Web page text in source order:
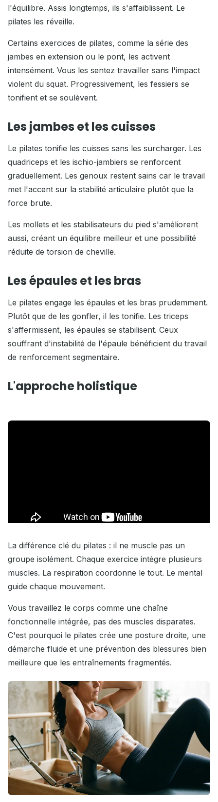
l'équilibre. Assis longtemps, ils s'affaiblissent. Le
pilates les réveille.
Certains exercices de pilates, comme la série des
jambes en extension ou le pont, les activent
intensément. Vous les sentez travailler sans l'impact
violent du squat. Progressivement, les fessiers se
tonifient et se soulèvent.
Les jambes et les cuisses
Le pilates tonifie les cuisses sans les surcharger. Les
quadriceps et les ischio-jambiers se renforcent
graduellement. Les genoux restent sains car le travail
met l'accent sur la stabilité articulaire plutôt que la
force brute.
Les mollets et les stabilisateurs du pied s'améliorent
aussi, créant un équilibre meilleur et une possibilité
réduite de torsion de cheville.
Les épaules et les bras
Le pilates engage les épaules et les bras prudemment.
Plutôt que de les gonfler, il les tonifie. Les triceps
s'affermissent, les épaules se stabilisent. Ceux
souffrant d'instabilité de l'épaule bénéficient du travail
de renforcement segmentaire.
L'approche holistique
La différence clé du pilates : il ne muscle pas un
groupe isolément. Chaque exercice intègre plusieurs
muscles. La respiration coordonne le tout. Le mental
guide chaque mouvement.
Vous travaillez le corps comme une chaîne
fonctionnelle intégrée, pas des muscles disparates.
C'est pourquoi le pilates crée une posture droite, une
démarche fluide et une prévention des blessures bien
meilleure que les entraînements fragmentés.